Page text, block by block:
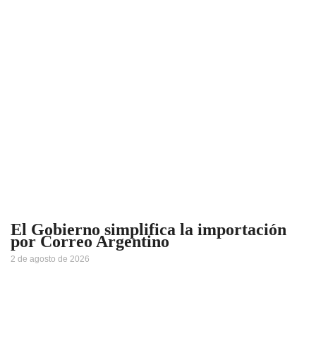
El Gobierno simplifica la importación
por Correo Argentino
2 de agosto de 2026